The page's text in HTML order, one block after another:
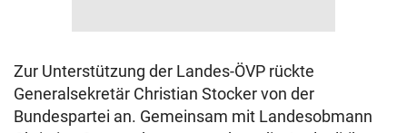
Zur Unterstützung der Landes-ÖVP rückte
Generalsekretär Christian Stocker von der
Bundespartei an. Gemeinsam mit Landesobmann